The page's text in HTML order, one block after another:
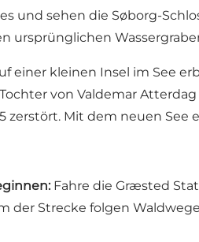
und sehen die Søborg-
ursprünglichen
einer kleinen Insel im See
von Valdemar
zerstört. Mit dem neuen
Fahre die Græsted
der Strecke folgen